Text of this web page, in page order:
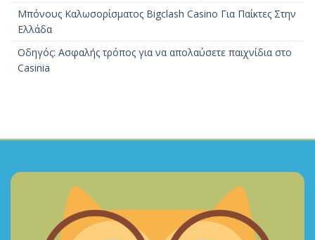
Μπόνους Καλωσορίσματος Bigclash Casino Για Παίκτες Στην
Ελλάδα
Οδηγός: Ασφαλής τρόπος για να απολαύσετε παιχνίδια στο
Casinia